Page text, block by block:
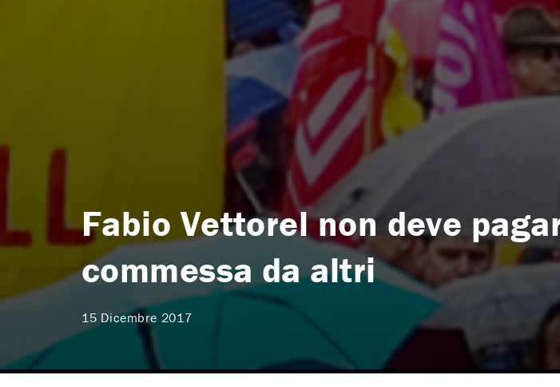
Fabio Vettorel non deve
commessa da altri
15 Dicembre 2017